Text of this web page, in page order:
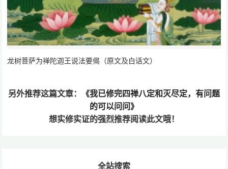
龙树菩萨为禅陀迦王说法要偈（原文及白话文）
另外推荐这篇文章：
《我已修完四禅八定和灭尽定，有问题
的可以问问》
想实修实证的强烈推荐阅读此文哦！
全站搜索